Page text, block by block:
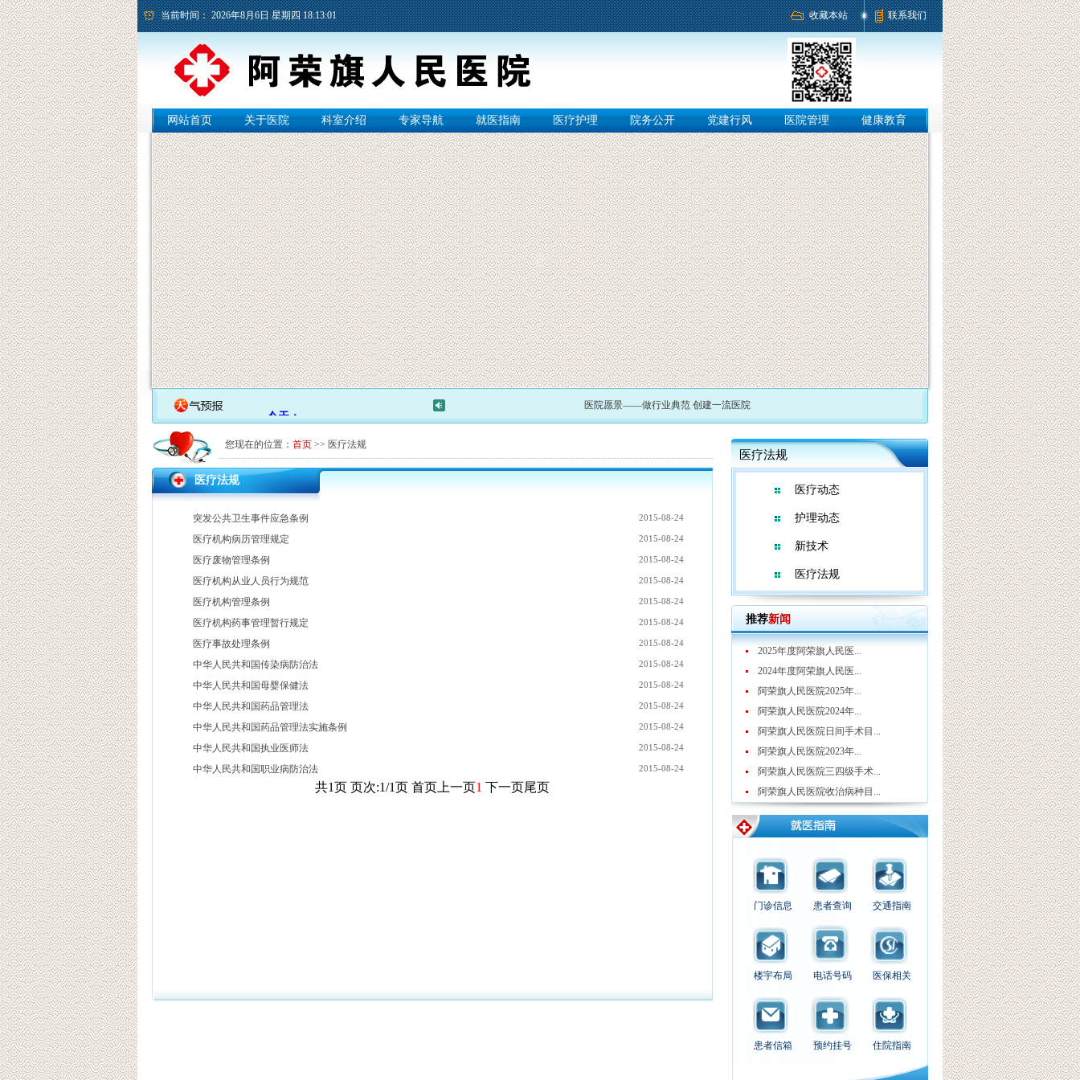
当前时间：2026年8月6日 星期四 18:13:02 收藏本站 联系我们
网站首页 关于医院 科室介绍 专家导航 就医指南 医疗护理 院务公开 党建行风 医院管理 健康教育
医院愿景——做行业典范 创建一流医院
您现在的位置： 首页 >> 医疗法规
医疗法规
突发公共卫生事件应急条例 2015-08-24
医疗机构病历管理规定 2015-08-24
医疗废物管理条例 2015-08-24
医疗机构从业人员行为规范 2015-08-24
医疗机构管理条例 2015-08-24
医疗机构药事管理暂行规定 2015-08-24
医疗事故处理条例 2015-08-24
中华人民共和国传染病防治法 2015-08-24
中华人民共和国母婴保健法 2015-08-24
中华人民共和国药品管理法 2015-08-24
中华人民共和国药品管理法实施条例 2015-08-24
中华人民共和国执业医师法 2015-08-24
中华人民共和国职业病防治法 2015-08-24
共1页 页次:1/1页 首页 上一页1 下一页尾页
医疗法规
医疗动态
护理动态
新技术
医疗法规
推荐新闻
2025年度阿荣旗人民医...
2024年度阿荣旗人民医...
阿荣旗人民医院2025年...
阿荣旗人民医院2024年...
阿荣旗人民医院日间手术目...
阿荣旗人民医院2023年...
阿荣旗人民医院三四级手术...
阿荣旗人民医院收治病种目...
门诊信息 患者查询 交通指南
楼宇布局 电话号码 医保相关
患者信箱 预约挂号 住院指南